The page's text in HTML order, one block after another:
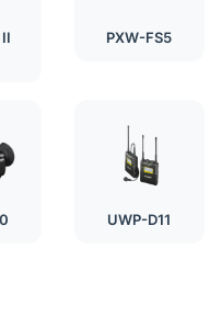
PXW-FS5
UWP-D11